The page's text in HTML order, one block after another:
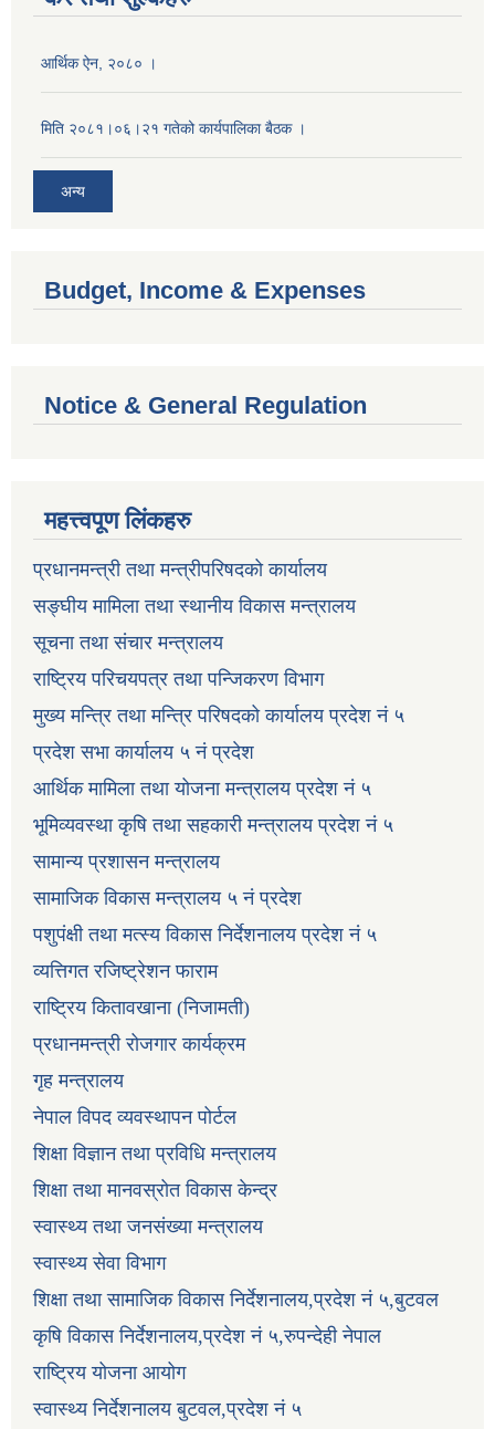
आर्थिक ऐन, २०८० ।
मिति २०८१।०६।२१ गतेको कार्यपालिका बैठक ।
अन्य
Budget, Income & Expenses
Notice & General Regulation
महत्त्वपूण लिंकहरु
प्रधानमन्त्री तथा मन्त्रीपरिषदको कार्यालय
सङ्घीय मामिला तथा स्थानीय विकास मन्त्रालय
सूचना तथा संचार मन्त्रालय
राष्ट्रिय परिचयपत्र तथा पन्जिकरण विभाग
मुख्य मन्त्रि तथा मन्त्रि परिषदको कार्यालय प्रदेश नं ५
प्रदेश सभा कार्यालय ५ नं प्रदेश
आर्थिक मामिला तथा योजना मन्त्रालय प्रदेश नं ५
भूमिव्यवस्था कृषि तथा सहकारी मन्त्रालय प्रदेश नं ५
सामान्य प्रशासन मन्त्रालय
सामाजिक विकास मन्त्रालय ५ नं प्रदेश
पशुपंक्षी तथा मत्स्य विकास निर्देशनालय प्रदेश नं ५
व्यत्तिगत रजिष्ट्रेशन फाराम
राष्ट्रिय कितावखाना (निजामती)
प्रधानमन्त्री रोजगार कार्यक्रम
गृह मन्त्रालय
नेपाल विपद व्यवस्थापन पोर्टल
शिक्षा विज्ञान तथा प्रविधि मन्त्रालय
शिक्षा तथा मानवस्रोत विकास केन्द्र
स्वास्थ्य तथा जनसंख्या मन्त्रालय
स्वास्थ्य सेवा विभाग
शिक्षा तथा सामाजिक विकास निर्देशनालय,प्रदेश नं ५,बुटवल
कृषि विकास निर्देशनालय,प्रदेश नं ५,रुपन्देही नेपाल
राष्ट्रिय योजना आयोग
स्वास्थ्य निर्देशनालय बुटवल,प्रदेश नं ५